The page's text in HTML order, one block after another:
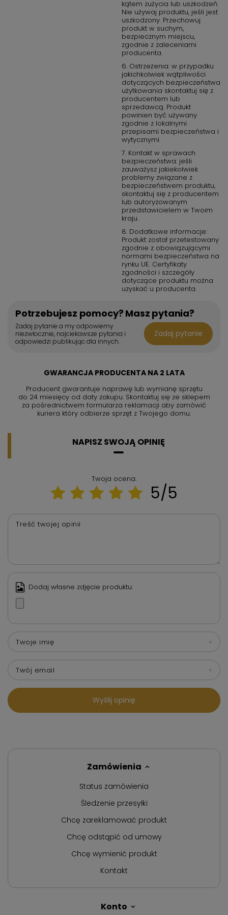
kolor CZARNY - STAL SZCZOTKOWANA
kątem zużycia lub uszkodzeń.
Nie używaj produktu, jeśli jest
uszkodzony. Przechowuj
produkt w suchym,
bezpiecznym miejscu,
zgodnie z zaleceniami
producenta.
6. Ostrzeżenia: w przypadku
jakichkolwiek wątpliwości
dotyczących bezpieczeństwa
użytkowania skontaktuj się z
producentem lub
sprzedawcą. Produkt
powinien być używany
zgodnie z lokalnymi
przepisami bezpieczeństwa i
wytycznymi.
7. Kontakt w sprawach
bezpieczeństwa: jeśli
zauważysz jakiekolwiek
problemy związane z
bezpieczeństwem produktu,
skontaktuj się z producentem
lub autoryzowanym
przedstawicielem w Twoim
kraju.
8. Dodatkowe informacje:
Produkt został przetestowany
zgodnie z obowiązującymi
normami bezpieczeństwa na
rynku UE. Certyfikaty
zgodności i szczegóły
dotyczące produktu można
uzyskać u producenta.
Potrzebujesz pomocy? Masz pytania?
Zadaj pytanie a my odpowiemy
niezwłocznie, najciekawsze pytania i
odpowiedzi publikując dla innych.
Zadaj pytanie
GWARANCJA PRODUCENTA NA 2 LATA
Producent gwarantuje naprawę lub wymianę sprzętu
do 24 miesięcy od daty zakupu. Skontaktuj się ze sklepem
za pośrednictwem formularza reklamacji aby zamówić
kuriera który odbierze sprzęt z Twojego domu.
NAPISZ SWOJĄ OPINIĘ
Twoja ocena:
5/5
Treść twojej opinii
Dodaj własne zdjęcie produktu:
Twoje imię
Twój email
Wyślij opinię
Zamówienia
Status zamówienia
Śledzenie przesyłki
Chcę zareklamować produkt
Chcę odstąpić od umowy
Chcę wymienić produkt
Kontakt
Konto